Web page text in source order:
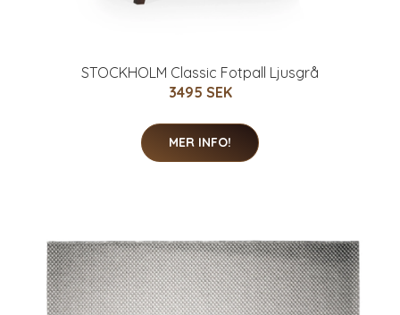
STOCKHOLM Classic Fotpall Ljusgrå
3495 SEK
MER INFO!